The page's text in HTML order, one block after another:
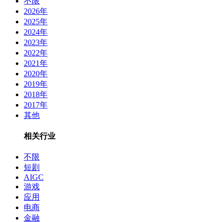
2026年
2025年
2024年
2023年
2022年
2021年
2020年
2019年
2018年
2017年
其他
相关行业
不限
短剧
AIGC
游戏
应用
电商
金融